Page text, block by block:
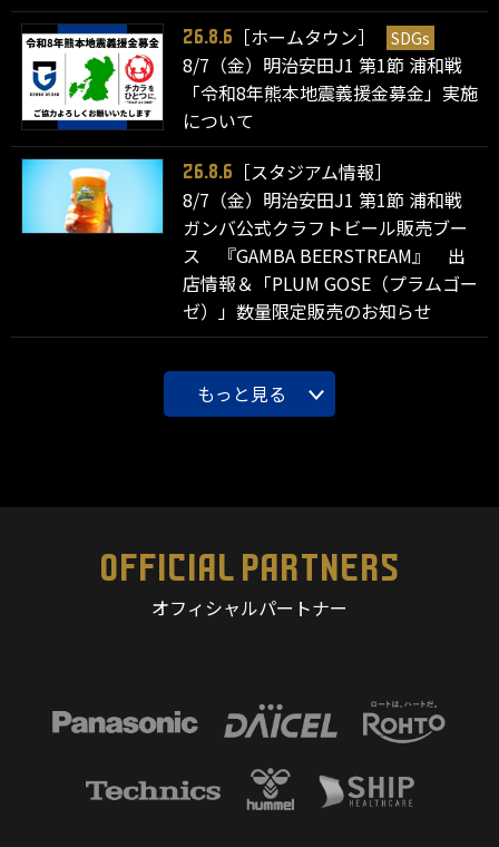
26.8.6 ［ホームタウン］ SDGs
8/7（金）明治安田J1 第1節 浦和戦
「令和8年熊本地震義援金募金」実施
について
26.8.6
［スタジアム情報］
8/7（金）明治安田J1 第1節 浦和戦
ガンバ公式クラフトビール販売ブー
ス 『GAMBA BEERSTREAM』 出
店情報＆「PLUM GOSE（プラムゴー
ゼ）」数量限定販売のお知らせ
もっと見る
OFFICIAL PARTNERS
オフィシャルパートナー